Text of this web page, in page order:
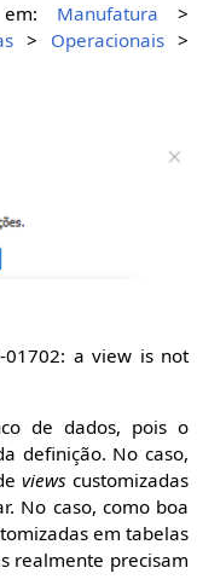
em: Manufatura >
> Operacionais >
01702: a view is not
de dados, pois o
definição. No caso,
views customizadas
No caso, como boa
em tabelas
realmente precisam